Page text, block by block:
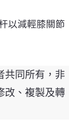
以減輕膝關節
共同所有，非
改、複製及轉